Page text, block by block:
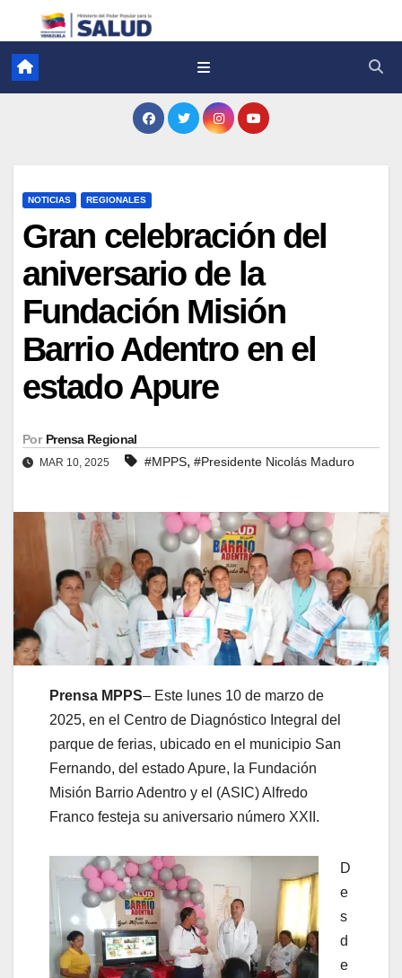
NOTICIAS REGIONALES
Gran celebración del
aniversario de la
Fundación Misión
Barrio Adentro en el
estado Apure
Por Prensa Regional
MAR 10, 2025 #MPPS, #Presidente Nicolás Maduro
Prensa MPPS– Este lunes 10 de marzo de
2025, en el Centro de Diagnóstico Integral del
parque de ferias, ubicado en el municipio San
Fernando, del estado Apure, la Fundación
Misión Barrio Adentro y el (ASIC) Alfredo
Franco festeja su aniversario número XXII.
D
e
s
d
e